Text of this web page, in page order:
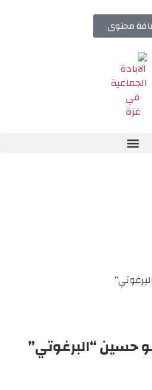
محتوى
حسين “البرغوتي”